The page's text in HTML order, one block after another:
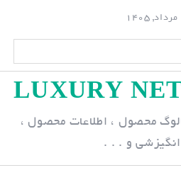
LUXURY
محصول ، اطلاعات محصول ،
و . . .